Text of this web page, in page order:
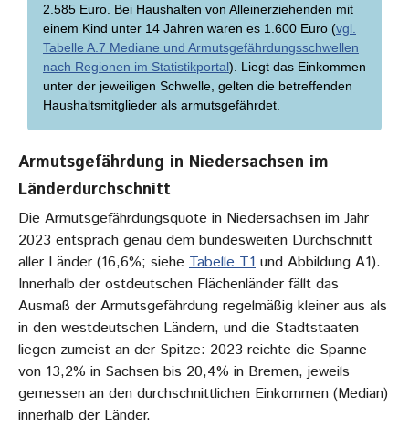
2.585 Euro. Bei Haushalten von Alleinerziehenden mit
einem Kind unter 14 Jahren waren es 1.600 Euro (vgl.
Tabelle A.7 Mediane und Armutsgefährdungsschwellen
nach Regionen im Statistikportal). Liegt das Einkommen
unter der jeweiligen Schwelle, gelten die betreffenden
Haushaltsmitglieder als armutsgefährdet.
Armutsgefährdung in Niedersachsen im
Länderdurchschnitt
Die Armutsgefährdungsquote in Niedersachsen im Jahr
2023 entsprach genau dem bundesweiten Durchschnitt
aller Länder (16,6%; siehe Tabelle T1 und Abbildung A1).
Innerhalb der ostdeutschen Flächenländer fällt das
Ausmaß der Armutsgefährdung regelmäßig kleiner aus als
in den westdeutschen Ländern, und die Stadtstaaten
liegen zumeist an der Spitze: 2023 reichte die Spanne
von 13,2% in Sachsen bis 20,4% in Bremen, jeweils
gemessen an den durchschnittlichen Einkommen (Median)
innerhalb der Länder.